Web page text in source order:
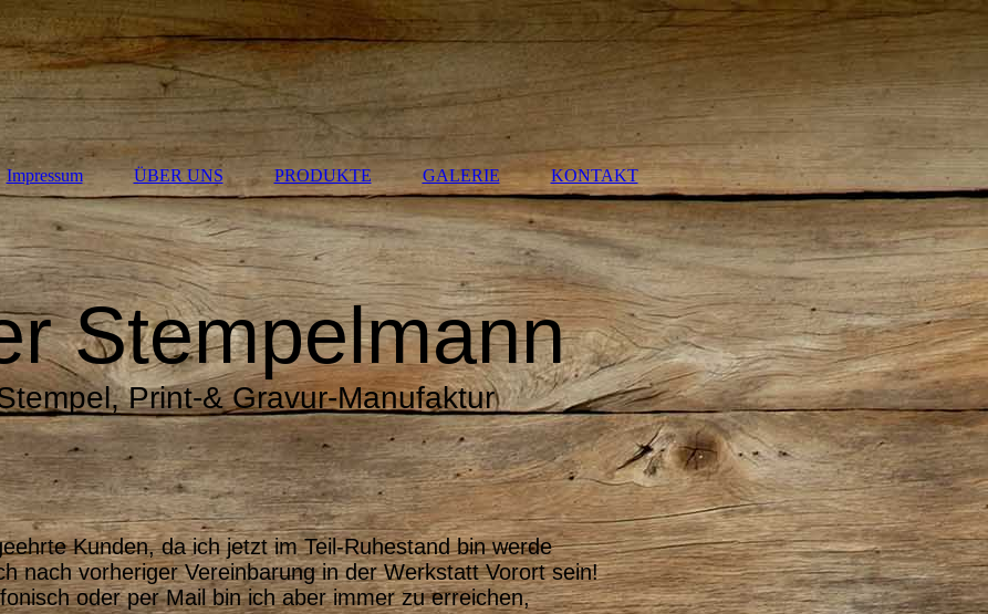
Impressum ÜBER UNS PRODUKTE GALERIE KONTAKT
Stempelmann
Print-& Gravur-Manufaktur
Kunden, da ich jetzt im Teil-Ruhestand bin werde
nach vorheriger Vereinbarung in der Werkstatt Vorort sein!
oder per Mail bin ich aber immer zu erreichen,